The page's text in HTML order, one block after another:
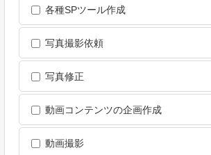
各種SPツール作成
写真撮影依頼
写真修正
動画コンテンツの企画作成
動画撮影